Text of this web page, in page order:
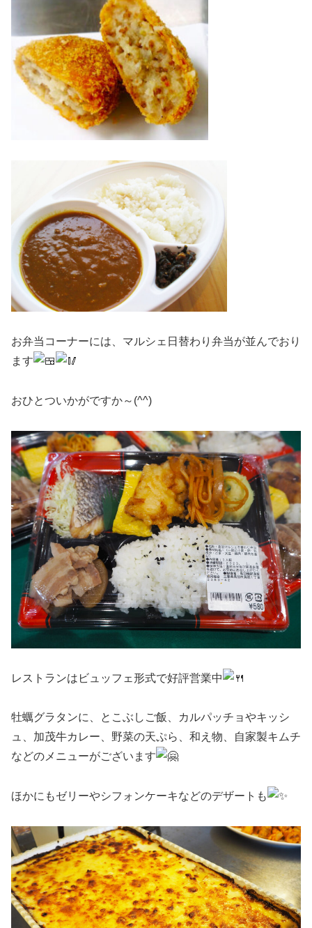
お弁当コーナーには、マルシェ日替わり弁当が並んでおり
ます
おひとついかがですか～(^^)
レストランはビュッフェ形式で好評営業中
牡蠣グラタンに、とこぶしご飯、カルパッチョやキッシ
ュ、加茂牛カレー、野菜の天ぷら、和え物、自家製キムチ
などのメニューがございます
ほかにもゼリーやシフォンケーキなどのデザートも